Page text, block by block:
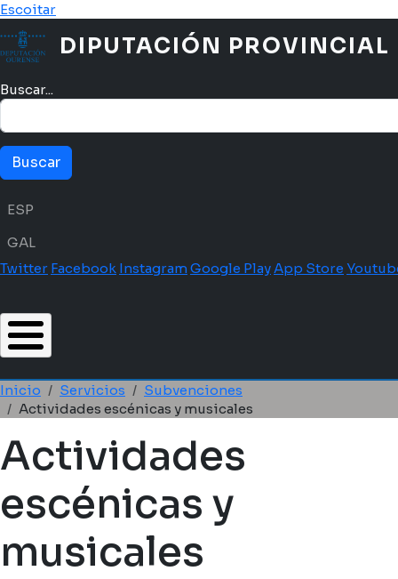
Pasar al contenido principal
Escoitar
DIPUTACIÓN PROVINCIAL
Buscar...
Menú idioma
ESP
GAL
Twitter Facebook InstagramGoogle PlayApp Store
Ruta de navegación
Inicio Servicios
Subvenciones
Actividades escénicas y musicales
Actividades
escénicas y
musicales